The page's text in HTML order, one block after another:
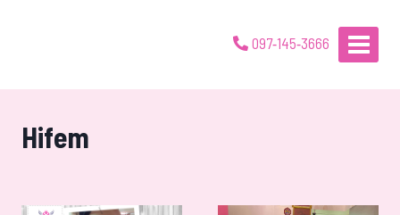
097-145-3666
Hifem